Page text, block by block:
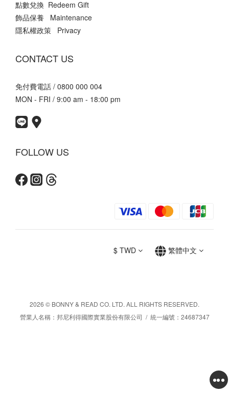
點數兌換 Redeem Gift
飾品保養 Maintenance
隱私權政策 Privacy
CONTACT US
免付費電話 / 0800 000 004
MON - FRI / 9:00 am - 18:00 pm
FOLLOW US
$ TWD 繁體中文
2026 © BONNY & READ CO. LTD. ALL RIGHTS RESERVED.
營業人名稱：邦尼利得國際實業股份有限公司 / 統一編號：24687347